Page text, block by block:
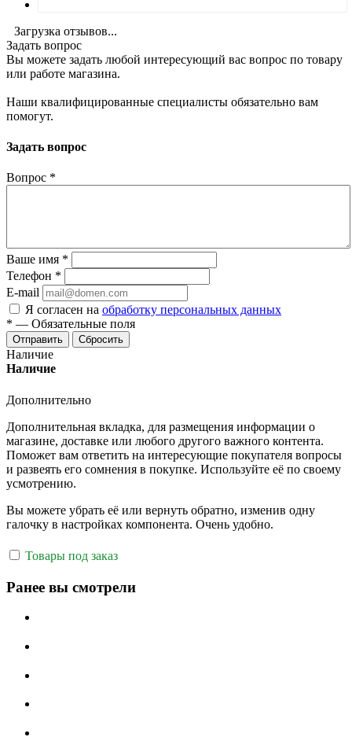
Загрузка отзывов...
Задать вопрос
Вы можете задать любой интересующий вас вопрос по товару
или работе магазина.
Наши квалифицированные специалисты обязательно вам
помогут.
Задать вопрос
Вопрос *
Ваше имя *
Телефон *
E-mail
Я согласен на обработку персональных данных
* — Обязательные поля
Отправить Сбросить
Наличие
Наличие
Дополнительно
Дополнительная вкладка, для размещения информации о
магазине, доставке или любого другого важного контента.
Поможет вам ответить на интересующие покупателя вопросы
и развеять его сомнения в покупке. Используйте её по своему
усмотрению.
Вы можете убрать её или вернуть обратно, изменив одну
галочку в настройках компонента. Очень удобно.
Товары под заказ
Ранее вы смотрели